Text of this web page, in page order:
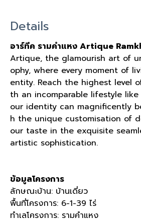
Details
อาร์ทีค รามคำแหง Artique
Artique, the glamourish art of
ophy, where every moment of
entity. Reach the highest level
th an incomparable lifestyle
our identity can magnificently
h the unique customisation of
our taste in the exquisite
artistic sophistication.
ข้อมูลโครงการ
ลักษณะบ้าน: บ้านเดี่ยว
พื้นที่โครงการ: 6-1-39 ไร่
ทำเลโครงการ: รามคำแหง